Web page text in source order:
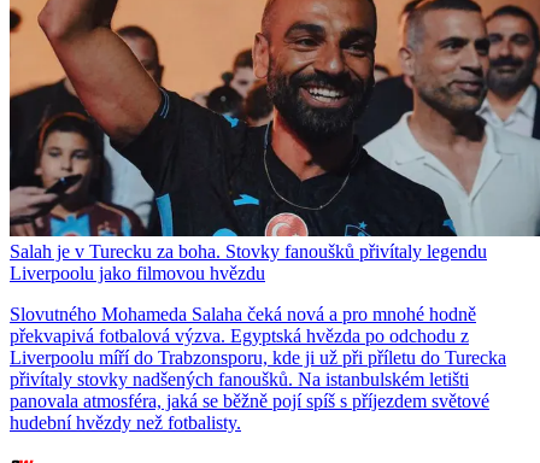
Salah je v Turecku za boha. Stovky fanoušků přivítaly legendu
Liverpoolu jako filmovou hvězdu
Slovutného Mohameda Salaha čeká nová a pro mnohé hodně
překvapivá fotbalová výzva. Egyptská hvězda po odchodu z
Liverpoolu míří do Trabzonsporu, kde ji už při příletu do Turecka
přivítaly stovky nadšených fanoušků. Na istanbulském letišti
panovala atmosféra, jaká se běžně pojí spíš s příjezdem světové
hudební hvězdy než fotbalisty.